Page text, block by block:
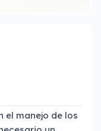
el manejo de los